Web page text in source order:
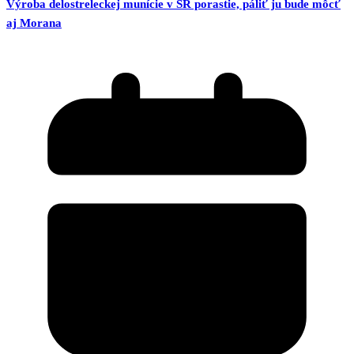
Výroba delostreleckej munície v SR porastie, páliť ju bude môcť
aj Morana